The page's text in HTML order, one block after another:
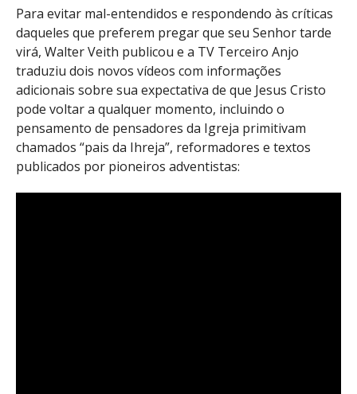
Para evitar mal-entendidos e respondendo às críticas
daqueles que preferem pregar que seu Senhor tarde
virá, Walter Veith publicou e a TV Terceiro Anjo
traduziu dois novos vídeos com informações
adicionais sobre sua expectativa de que Jesus Cristo
pode voltar a qualquer momento, incluindo o
pensamento de pensadores da Igreja primitivam
chamados “pais da Ihreja”, reformadores e textos
publicados por pioneiros adventistas: